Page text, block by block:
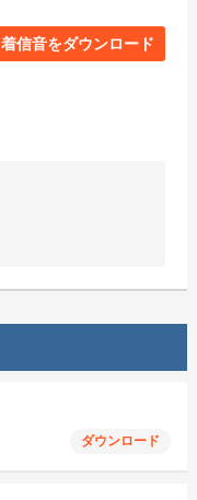
着信音をダウンロード
ダウンロード